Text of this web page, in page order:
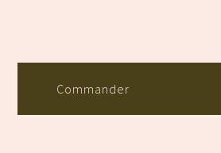
Commander